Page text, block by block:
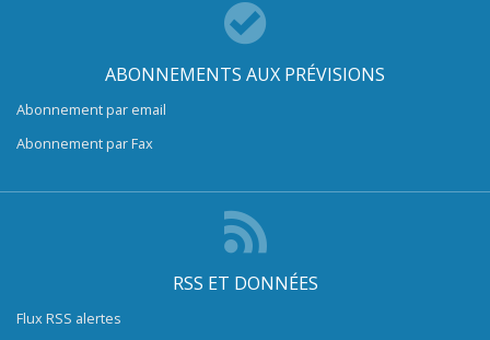
ABONNEMENTS AUX PRÉVISIONS
Abonnement par email
Abonnement par Fax
RSS ET DONNÉES
Flux RSS alertes